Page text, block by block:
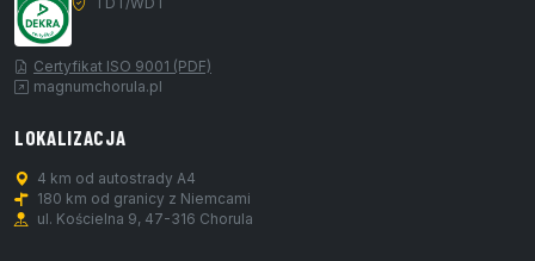
Certyfikat ISO 9001 (PDF)
magnumchorula.pl
LOKALIZACJA
4 km od autostrady A4
180 km od granicy z Niemcami
ul. Kościelna 9, 47-316 Chorula